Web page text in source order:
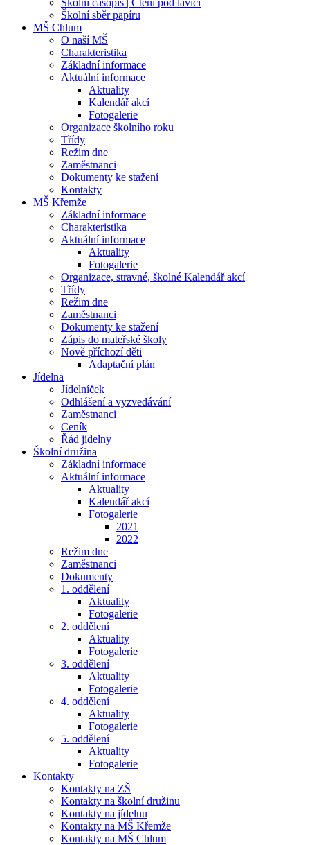
Školní časopis | Čtení pod lavici
Školní sběr papíru
MŠ Chlum
O naší MŠ
Charakteristika
Základní informace
Aktuální informace
Aktuality
Kalendář akcí
Fotogalerie
Organizace školního roku
Třídy
Režim dne
Zaměstnanci
Dokumenty ke stažení
Kontakty
MŠ Křemže
Základní informace
Charakteristika
Aktuální informace
Aktuality
Fotogalerie
Organizace, stravné, školné Kalendář akcí
Třídy
Režim dne
Zaměstnanci
Dokumenty ke stažení
Zápis do mateřské školy
Nově příchozí děti
Adaptační plán
Jídelna
Jídelníček
Odhlášení a vyzvedávání
Zaměstnanci
Ceník
Řád jídelny
Školní družina
Základní informace
Aktuální informace
Aktuality
Kalendář akcí
Fotogalerie
2021
2022
Režim dne
Zaměstnanci
Dokumenty
1. oddělení
Aktuality
Fotogalerie
2. oddělení
Aktuality
Fotogalerie
3. oddělení
Aktuality
Fotogalerie
4. oddělení
Aktuality
Fotogalerie
5. oddělení
Aktuality
Fotogalerie
Kontakty
Kontakty na ZŠ
Kontakty na školní družinu
Kontakty na jídelnu
Kontakty na MŠ Křemže
Kontakty na MŠ Chlum